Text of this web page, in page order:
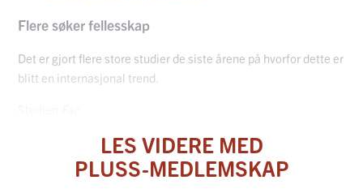
Flere søker fellesskap
Det er gjort flere store studier de siste årene på hvorfor dette er
blitt en internasjonal trend.
LES VIDERE MED
PLUSS-MEDLEMSKAP